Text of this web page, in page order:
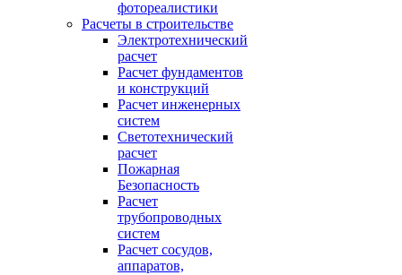
фотореалистики
Расчеты в строительстве
Электротехнический
расчет
Расчет фундаментов
и конструкций
Расчет инженерных
систем
Светотехнический
расчет
Пожарная
Безопасность
Расчет
трубопроводных
систем
Расчет сосудов,
аппаратов,